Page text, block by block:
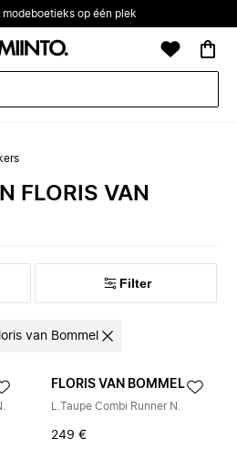
modeboetieks op één plek
FLORIS VAN
Filter
van Bommel
FLORIS VAN BOMMEL
L.Taupe Combi Runner N.
249 €